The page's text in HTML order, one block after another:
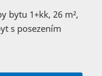
bytu 1+kk, 26 m²,
s posezením